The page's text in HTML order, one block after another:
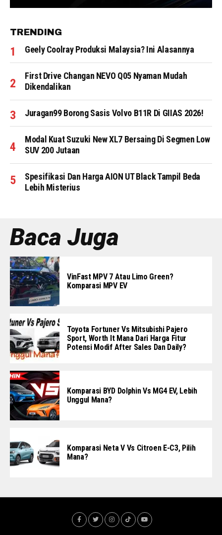
TRENDING
Geely Coolray Produksi Malaysia? Ini Alasannya
First Drive Changan NEVO Q05 Nyaman Mudah
Dikendalikan
Juragan99 Borong Sasis Volvo B11R Di GIIAS 2026!
Modal Kuat Suzuki New XL7 Bersaing Di Segmen Low
SUV 200 Jutaan
Spesifikasi Dan Harga AION UT Black Tampil Beda
Lebih Misterius
Baca Juga
VinFast MPV 7 Atau Limo Green?
Komparasi MPV EV
Toyota Fortuner Vs Mitsubishi Pajero
Sport, Worth It Mana Dari Harga Fitur
Potensi Modif After Sales Dan Daily?
Komparasi BYD Dolphin Vs MG4 EV, Lebih
Unggul Mana?
Komparasi Neta V Vs Citroen E-C3, Pilih
Mana?